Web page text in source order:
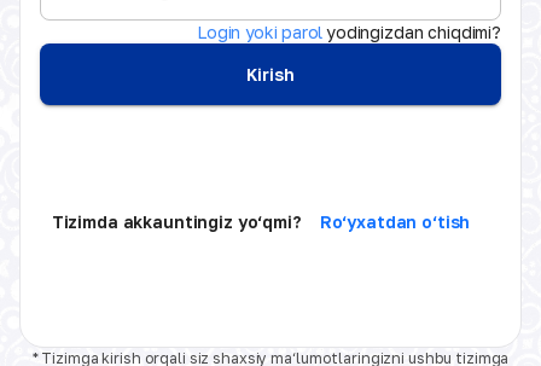
Login yoki parolyodingizdan chiqdimi?
Kirish
Tizimda akkauntingiz yo‘qmi? Ro‘yxatdan o‘tish
* Tizimga kirish orqali siz shaxsiy ma‘lumotlaringizni ushbu tizimga